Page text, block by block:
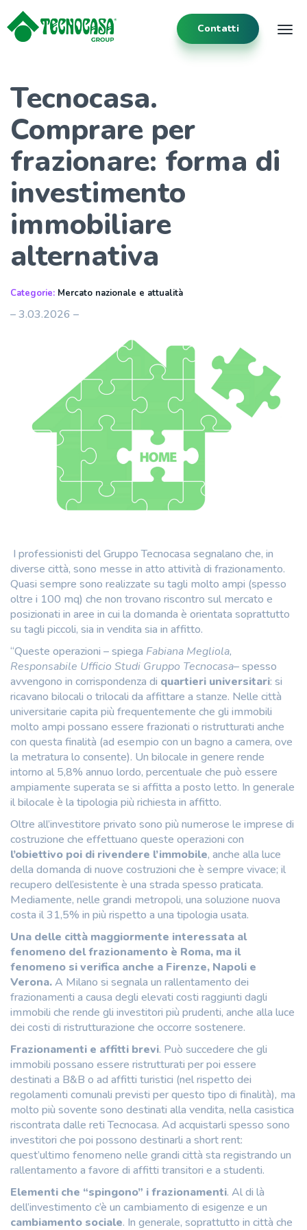
Contatti
Tecnocasa.
Comprare per
frazionare: forma di
investimento
immobiliare
alternativa
Categorie: Mercato nazionale e attualità
– 3.03.2026 –
I professionisti del Gruppo Tecnocasa segnalano che, in
diverse città, sono messe in atto attività di frazionamento.
Quasi sempre sono realizzate su tagli molto ampi (spesso
oltre i 100 mq) che non trovano riscontro sul mercato e
posizionati in aree in cui la domanda è orientata soprattutto
su tagli piccoli, sia in vendita sia in affitto.
“Queste operazioni – spiega Fabiana Megliola,
Responsabile Ufficio Studi Gruppo Tecnocasa– spesso
avvengono in corrispondenza di quartieri universitari: si
ricavano bilocali o trilocali da affittare a stanze. Nelle città
universitarie capita più frequentemente che gli immobili
molto ampi possano essere frazionati o ristrutturati anche
con questa finalità (ad esempio con un bagno a camera, ove
la metratura lo consente). Un bilocale in genere rende
intorno al 5,8% annuo lordo, percentuale che può essere
ampiamente superata se si affitta a posto letto. In generale
il bilocale è la tipologia più richiesta in affitto.
Oltre all’investitore privato sono più numerose le imprese di
costruzione che effettuano queste operazioni con
l’obiettivo poi di rivendere l’immobile, anche alla luce
della domanda di nuove costruzioni che è sempre vivace; il
recupero dell’esistente è una strada spesso praticata.
Mediamente, nelle grandi metropoli, una soluzione nuova
costa il 31,5% in più rispetto a una tipologia usata.
Una delle città maggiormente interessata al
fenomeno del frazionamento è Roma, ma il
fenomeno si verifica anche a Firenze, Napoli e
Verona.A Milano si segnala un rallentamento dei
frazionamenti a causa degli elevati costi raggiunti dagli
immobili che rende gli investitori più prudenti, anche alla luce
dei costi di ristrutturazione che occorre sostenere.
Frazionamenti e affitti brevi. Può succedere che gli
immobili possano essere ristrutturati per poi essere
destinati a B&B o ad affitti turistici (nel rispetto dei
regolamenti comunali previsti per questo tipo di finalità), ma
molto più sovente sono destinati alla vendita, nella casistica
riscontrata dalle reti Tecnocasa. Ad acquistarli spesso sono
investitori che poi possono destinarli a short rent:
quest’ultimo fenomeno nelle grandi città sta registrando un
rallentamento a favore di affitti transitori e a studenti.
Elementi che “spingono” i frazionamenti. Al di là
dell’investimento c’è un cambiamento di esigenze e un
cambiamento sociale. In generale, soprattutto in città che